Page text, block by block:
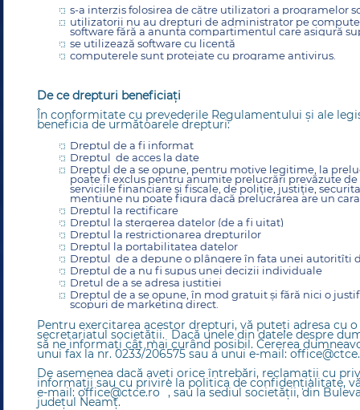
s-a interzis folosirea de către utilizatori a programelor
utilizatorii nu au drepturi de administrator pe
software fără a anunța compartimentul care asigură
se utilizează software cu licență
computerele sunt protejate cu programe antivirus.
De ce drepturi beneficiați
În conformitate cu prevederile Regulamentului şi ale
beneficia de următoarele drepturi:
Dreptul de a fi informat
Dreptul de acces la date
Dreptul de a se opune, pentru motive legitime, la
poate fi exclus pentru anumite prelucrări prevăzute
serviciile financiare şi fiscale, de poliţie, justiţie,
menţiune nu poate figura dacă prelucrarea are un
Dreptul la rectificare
Dreptul la ştergerea datelor (de a fi uitat)
Dreptul la restricţionarea drepturilor
Dreptul la portabilitatea datelor
Dreptul de a depune o plângere în faţa unei autoritîţi
Dreptul de a nu fi supus unei decizii individuale
Dretul de a se adresa justiţiei
Dreptul de a se opune, în mod gratuit şi fără nici o
scopuri de marketing direct.
Pentru exercitarea acestor drepturi, vă puteţi adresa cu
secretariatul societăţii. Dacă unele din datele despre
să ne informaţi cât mai curând posibil. Cererea
unui fax la nr. 0233/206575 sau a unui e-mail:
De asemenea dacă aveți orice întrebări, reclamaţii cu
informații sau cu privire la politica de confidențialitate,
e-mail: office@ctce.ro , sau la sediul societății, din
județul Neamț.